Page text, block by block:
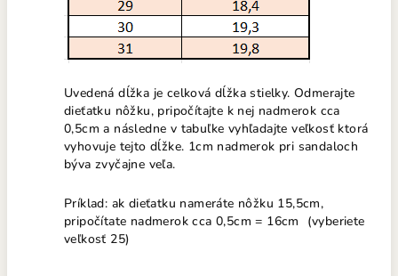
Uvedená dĺžka je celková dĺžka stielky. Odmerajte
dieťatku nôžku, pripočítajte k nej nadmerok cca
0,5cm a následne v tabuľke vyhľadajte veľkosť ktorá
vyhovuje tejto dĺžke. 1cm nadmerok pri sandaloch
býva zvyčajne veľa.
Príklad: ak dieťatku nameráte nôžku 15,5cm,
pripočítate nadmerok cca 0,5cm = 16cm (vyberiete
veľkosť 25)